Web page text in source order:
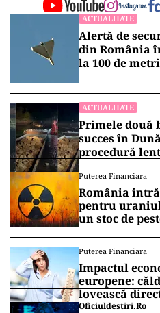
ACTUALITATE
Alertă de
din România
la 100 de
ACTUALITATE
Primele două
succes în
procedură
Puterea Financiara
România
pentru
un stoc de
Puterea Financiara
Impactul
europene:
lovească
Oficiuldestiri.ro